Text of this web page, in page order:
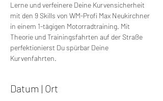
Lerne und verfeinere Deine Kurvensicherheit
mit den 9 Skills von WM-Profi Max Neukirchner
in einem 1-tägigen Motorradtraining. Mit
Theorie und Trainingsfahrten auf der Straße
perfektionierst Du spürbar Deine
Kurvenfahrten.
Datum | Ort